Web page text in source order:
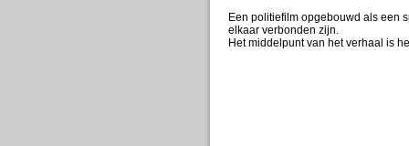
Een politiefilm opgebouwd als een
elkaar verbonden zijn.
Het middelpunt van het verhaal is